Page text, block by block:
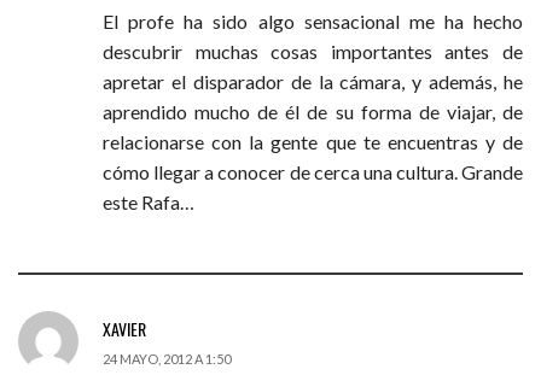
El profe ha sido algo sensacional me ha hecho
descubrir muchas cosas importantes antes de
apretar el disparador de la cámara, y además, he
aprendido mucho de él de su forma de viajar, de
relacionarse con la gente que te encuentras y de
cómo llegar a conocer de cerca una cultura. Grande
este Rafa…
XAVIER
24 MAYO, 2012 A 1:50